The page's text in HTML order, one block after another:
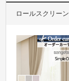
ロールスクリーン